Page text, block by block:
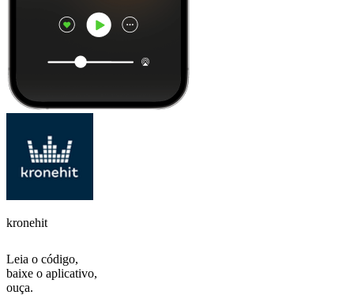
kronehit
Leia o código,
baixe o aplicativo,
ouça.